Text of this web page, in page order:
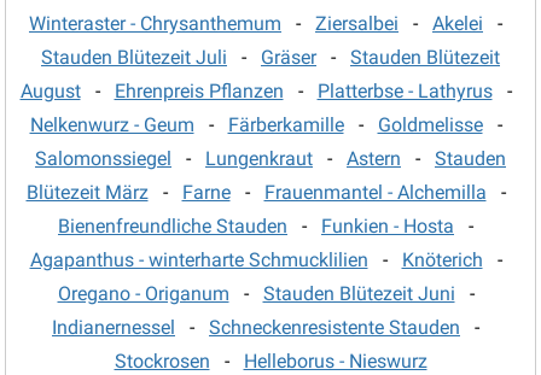
Winteraster - Chrysanthemum - Ziersalbei - Akelei -
Stauden Blütezeit Juli - Gräser- Stauden Blütezeit
August- Ehrenpreis Pflanzen - Platterbse - Lathyrus-
Nelkenwurz - Geum - Färberkamille- Goldmelisse-
Salomonssiegel - Lungenkraut - Astern - Stauden
Blütezeit März- Farne- Frauenmantel - Alchemilla -
Bienenfreundliche Stauden - Funkien - Hosta -
Agapanthus - winterharte Schmucklilien - Knöterich -
Oregano - Origanum - Stauden Blütezeit Juni -
Indianernessel - Schneckenresistente Stauden -
Stockrosen - Helleborus - Nieswurz